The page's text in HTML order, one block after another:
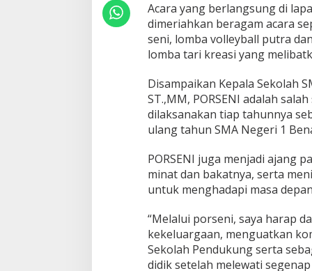
9
Acara yang berlangsung di
dimeriahkan beragam acara
seni, lomba volleyball putra
lomba tari kreasi yang
Disampaikan Kepala Sekolah
ST.,MM, PORSENI adalah
dilaksanakan tiap tahunnya
ulang tahun SMA Negeri 1
PORSENI juga menjadi ajang
minat dan bakatnya, serta
untuk menghadapi masa
“Melalui porseni, saya harap
kekeluargaan, menguatkan
Sekolah Pendukung serta
didik setelah melewati